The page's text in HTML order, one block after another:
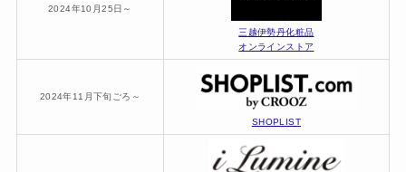
2024年10月25日～
三越伊勢丹化粧品
オンラインストア
2024年11月下旬ごろ～
SHOPLIST